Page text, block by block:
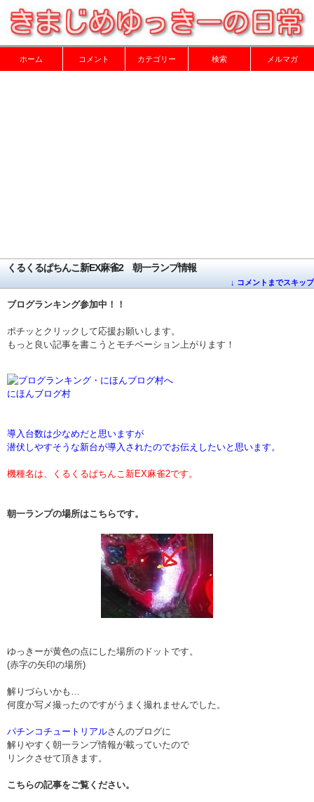
ホーム コメント カテゴリー 検索 メルマガ
くるくるぱちんこ新EX麻雀2 朝一ランプ情報
↓ コメントまでスキップ
ブログランキング参加中！！
ポチッとクリックして応援お願いします。
もっと良い記事を書こうとモチベーション上がります！
にほんブログ村
導入台数は少なめだと思いますが
潜伏しやすそうな新台が導入されたのでお伝えしたいと思います。
機種名は、くるくるぱちんこ新EX麻雀2です。
朝一ランプの場所はこちらです。
ゆっきーが黄色の点にした場所のドットです。
(赤字の矢印の場所)
解りづらいかも…
何度か写メ撮ったのですがうまく撮れませんでした。
パチンコチュートリアルさんのブログに
解りやすく朝一ランプ情報が載っていたので
リンクさせて頂きます。
こちらの記事をご覧ください。